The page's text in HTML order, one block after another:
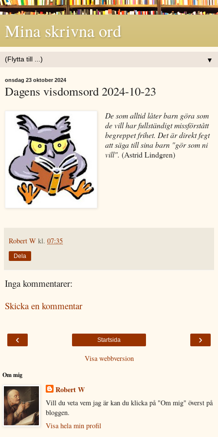
Mina skrivna ord
▼
onsdag 23 oktober 2024
Dagens visdomsord 2024-10-23
De som alltid låter barn göra som
de vill har fullständigt missförstått
begreppet frihet. Det är direkt fegt
att säga till sina barn "gör som ni
vill". (Astrid Lindgren)
Robert W kl. 07:35
Dela
Inga kommentarer:
Skicka en kommentar
‹ ›
Startsida
Visa webbversion
Om mig
Robert W
Vill du veta vem jag är kan du klicka på "Om mig" överst på
bloggen.
Visa hela min profil